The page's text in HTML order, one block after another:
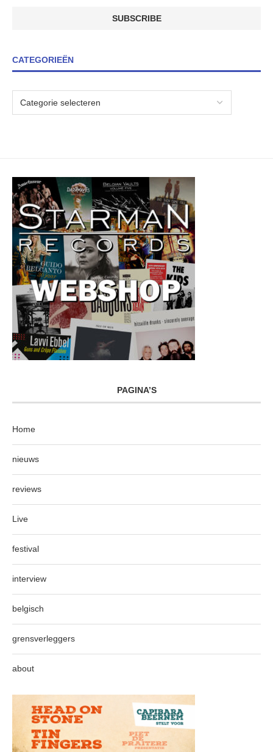
CATEGORIEËN
PAGINA’S
Home
nieuws
reviews
Live
festival
interview
belgisch
grensverleggers
about